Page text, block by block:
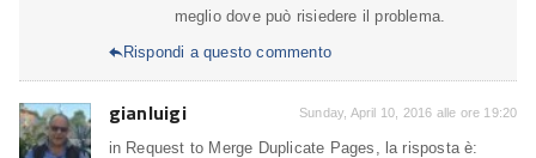
meglio dove può risiedere il problema.
Rispondi a questo commento
gianluigi Sunday, April 10, 2016 alle ore 19:20
in Request to Merge Duplicate Pages, la risposta è: